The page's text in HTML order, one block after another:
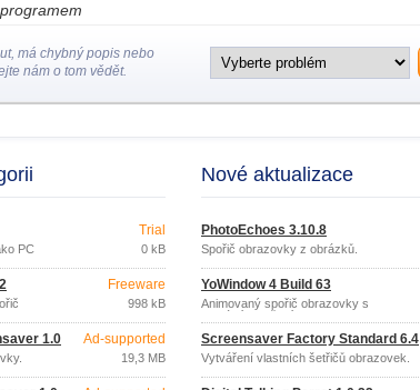
má chybný popis nebo
nám o tom vědět.
PC
Trial
0 kB
Freeware
998 kB
1.0 Ad-supported
19,3 MB
Nové aktualizace
PhotoEchoes 3.10.8
Spořič obrazovky z obrázků.
YoWindow 4 Build 63
Animovaný spořič obrazovky s
aktuálním počasím.
Screensaver Factory Standard 6.4
Vytváření vlastních šetřičů obrazovek.